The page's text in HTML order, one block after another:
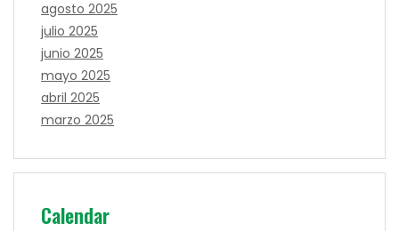
agosto 2025
julio 2025
junio 2025
mayo 2025
abril 2025
marzo 2025
Calendar